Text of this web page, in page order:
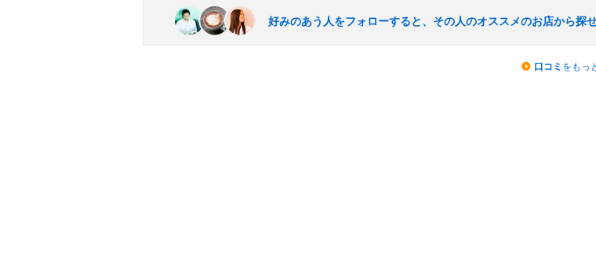
好みのあう人をフォローすると、その人のオススメのお店から探せ
口コミ をもっ